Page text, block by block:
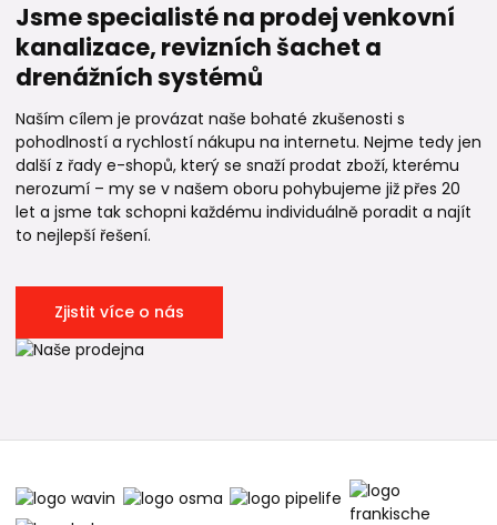
Jsme specialisté na prodej venkovní
kanalizace, revizních šachet a
drenážních systémů
Naším cílem je provázat naše bohaté zkušenosti s
pohodlností a rychlostí nákupu na internetu. Nejme tedy jen
další z řady e-shopů, který se snaží prodat zboží, kterému
nerozumí – my se v našem oboru pohybujeme již přes 20
let a jsme tak schopni každému individuálně poradit a najít
to nejlepší řešení.
Zjistit více o nás